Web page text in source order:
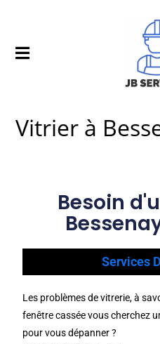
Vitrier à
Besoin
Services
Les problèmes de vitrerie, à
fenêtre cassée vous cherchez
pour vous dépanner ?